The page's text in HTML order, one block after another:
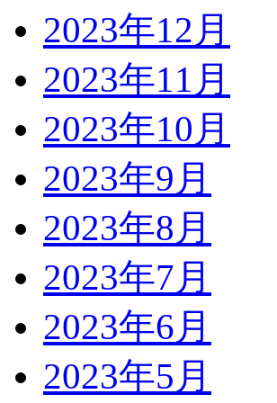
2023年12月
2023年11月
2023年10月
2023年9月
2023年8月
2023年7月
2023年6月
2023年5月